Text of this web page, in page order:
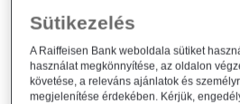
Tájékoztatás a Raiffeisen
"U"...
Alapkezelő közzététel general 2022.
Sütikezelés
A Raiffeisen Bank weboldala sütiket
használat megkönnyítése, az oldalon
követése, a releváns ajánlatok és
megjelenítése érdekében. Kérjük,